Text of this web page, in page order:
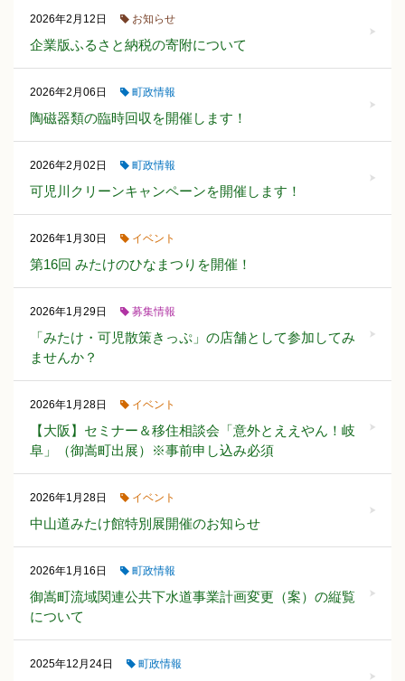
2026年2月12日 お知らせ
企業版ふるさと納税の寄附について
2026年2月06日 町政情報
陶磁器類の臨時回収を開催します！
2026年2月02日 町政情報
可児川クリーンキャンペーンを開催します！
2026年1月30日 イベント
第16回 みたけのひなまつりを開催！
2026年1月29日 募集情報
「みたけ・可児散策きっぷ」の店舗として参加してみ
ませんか？
2026年1月28日 イベント
【大阪】セミナー＆移住相談会「意外とええやん！岐
阜」（御嵩町出展）※事前申し込み必須
2026年1月28日 イベント
中山道みたけ館特別展開催のお知らせ
2026年1月16日 町政情報
御嵩町流域関連公共下水道事業計画変更（案）の縦覧
について
2025年12月24日 町政情報